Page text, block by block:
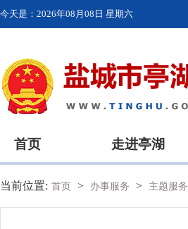
今天是： 2026年08月08日 星期六
首页 走进亭湖
当前位置: 首页 > 办事服务 > 主题服务